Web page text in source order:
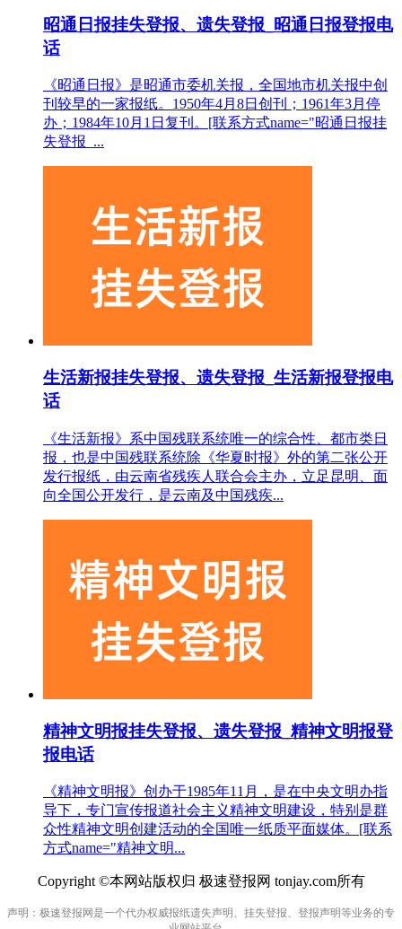
昭通日报挂失登报、遗失登报_昭通日报登报电
话
《昭通日报》是昭通市委机关报，全国地市机关报中创
刊较早的一家报纸。1950年4月8日创刊；1961年3月停
办；1984年10月1日复刊。[联系方式name="昭通日报挂
失登报_...
生活新报挂失登报、遗失登报_生活新报登报电
话
《生活新报》系中国残联系统唯一的综合性、都市类日
报，也是中国残联系统除《华夏时报》外的第二张公开
发行报纸，由云南省残疾人联合会主办，立足昆明、面
向全国公开发行，是云南及中国残疾...
精神文明报挂失登报、遗失登报_精神文明报登
报电话
《精神文明报》创办于1985年11月，是在中央文明办指
导下，专门宣传报道社会主义精神文明建设，特别是群
众性精神文明创建活动的全国唯一纸质平面媒体。[联系
方式name="精神文明...
Copyright ©本网站版权归 极速登报网 tonjay.com所有
声明：极速登报网是一个代办权威报纸遗失声明、挂失登报、登报声明等业务的专